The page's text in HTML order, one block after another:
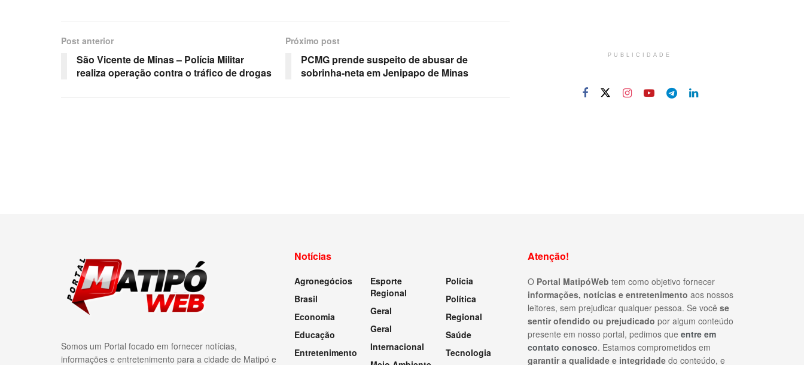
Post anterior
São Vicente de Minas – Polícia Militar
realiza operação contra o tráfico de drogas
Próximo post
PCMG prende suspeito de abusar de
sobrinha-neta em Jenipapo de Minas
PUBLICIDADE
Somos um Portal focado em fornecer notícias,
informações e entretenimento para a cidade de Matipó e
Notícias
Agronegócios
Brasil
Economia
Educação
Entretenimento
Esporte
Regional
Geral
Geral
Internacional
Polícia
Política
Regional
Saúde
Tecnologia
Atenção!
O Portal MatipóWeb tem como objetivo fornecer
informações, notícias e entretenimento aos nossos
leitores, sem prejudicar qualquer pessoa. Se você se
sentir ofendido ou prejudicado por algum conteúdo
presente em nosso portal, pedimos que entre em
contato conosco. Estamos comprometidos em
garantir a qualidade e integridade do conteúdo, e